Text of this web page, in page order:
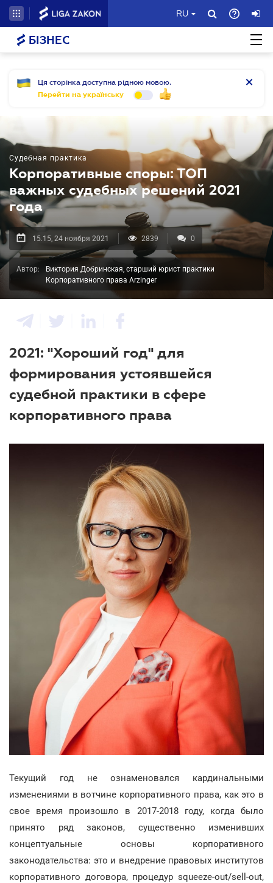
RU
БІЗНЕС
Ця сторінка доступна рідною мовою.
Перейти на українську
Судебная практика
Корпоративные споры: ТОП
важных судебных решений 2021
года
15.15, 24 ноября 2021 2839 0
Автор:
Виктория Добринская, старший юрист практики
Корпоративного права Arzinger
2021: "Хороший год" для
формирования устоявшейся
судебной практики в сфере
корпоративного права
Текущий год не ознаменовался кардинальными
изменениями в вотчине корпоративного права, как это в
свое время произошло в 2017-2018 году, когда было
принято ряд законов, существенно изменивших
концептуальные основы корпоративного
законодательства: это и внедрение правовых институтов
корпоративного договора, процедур squeeze-out/sell-out,